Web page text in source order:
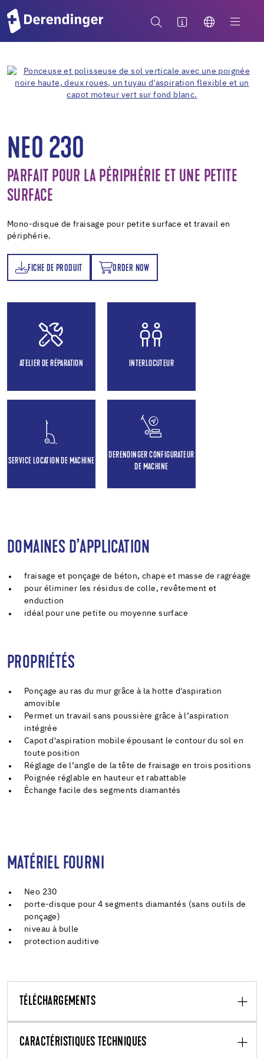
NEO 230
PARFAIT POUR LA PÉRIPHÉRIE ET UNE PETITE
SURFACE
Mono-disque de fraisage pour petite surface et travail en
périphérie.
FICHE DE PRODUIT ORDER NOW
ORDER NOW
ATELIER DE RÉPARATION INTERLOCUTEUR
SERVICE LOCATION DE MACHINE
DERENDINGER CONFIGURATEUR
DE MACHINE
DOMAINES D’APPLICATION
fraisage et ponçage de béton, chape et masse de ragréage
pour éliminer les résidus de colle, revêtement et
enduction
idéal pour une petite ou moyenne surface
PROPRIÉTÉS
Ponçage au ras du mur grâce à la hotte d'aspiration
amovible
Permet un travail sans poussière grâce à l’aspiration
intégrée
Capot d'aspiration mobile épousant le contour du sol en
toute position
Réglage de l’angle de la tête de fraisage en trois positions
Poignée réglable en hauteur et rabattable
Échange facile des segments diamantés
MATÉRIEL FOURNI
Neo 230
porte-disque pour 4 segments diamantés (sans outils de
ponçage)
niveau à bulle
protection auditive
TÉLÉCHARGEMENTS
CARACTÉRISTIQUES TECHNIQUES